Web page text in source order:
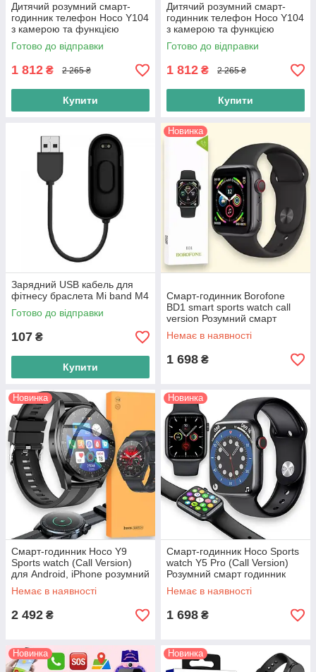
Дитячий розумний смарт-
годинник телефон Hoco Y104
з камерою та функцією
дзвінка Розумний годинник з
4G, GPS, чорний
Готово до відправки
1 812 ₴ 2 265 ₴
Купити
Дитячий розумний смарт-
годинник телефон Hoco Y104
з камерою та функцією
дзвінка Розумний годинник з
4G, GPS, рожевий
Готово до відправки
1 812 ₴ 2 265 ₴
Купити
Зарядний USB кабель для
фітнесу браслета Mi band M4
Готово до відправки
107 ₴
Купити
Новинка
Смарт-годинник Borofone
BD1 smart sports watch call
version Розумний смарт
годинник телефон, Чорний
Немає в наявності
1 698 ₴
Новинка
Смарт-годинник Hoco Y9
Sports watch (Call Version)
для Android, iPhone розумний
годинник з підтримкою
дзвінків, чорний
Немає в наявності
2 492 ₴
Новинка
Смарт-годинник Hoco Sports
watch Y5 Pro (Call Version)
Розумний смарт годинник
телефон, чорний
Немає в наявності
1 698 ₴
Новинка Новинка